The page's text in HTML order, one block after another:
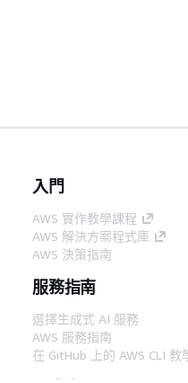
入門
AWS 實作教學課程
AWS 解決方案程式庫
AWS 決策指南
服務指南
選擇生成式 AI 服務
AWS 服務指南
在 GitHub 上的 AWS CLI 教